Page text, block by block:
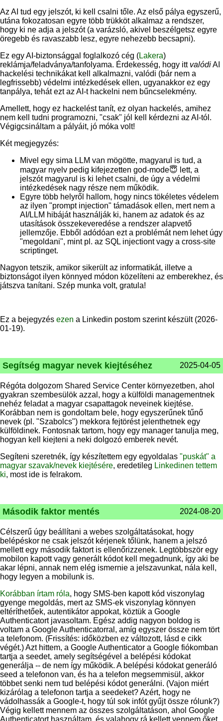
Az AI tud egy jelszót, ki kell csalni tőle. Az első pálya egyszerű,
utána fokozatosan egyre több trükköt alkalmaz a rendszer,
hogy ki ne adja a jelszót (a varázsló, akivel beszélgetsz egyre
öregebb és ravaszabb lesz, egyre nehezebb becsapni).
Ez egy AI-biztonsággal foglalkozó cég (Lakera)
reklámja/feladványa/tanfolyama. Érdekesség, hogy itt valódiAI
hackelési technikákat kell alkalmazni, valódi (bár nem a
legfrissebb) védelmi intézkedések ellen, ugyanakkor ez egy
tanpálya, tehát ezt az AI-t hackelni nem bűncselekmény.
Amellett, hogy ez hackelést tanít, ez olyan hackelés, amihez
nem kell tudni programozni, "csak" jól kell kérdezni az AI-tól.
Végigcsináltam a pályáit, jó móka volt!
Két megjegyzés:
Mivel egy sima LLM van mögötte, magyarul is tud, a
magyar nyelv pedig kifejezetten god-mode😇 lett, a
jelszót magyarul is ki lehet csalni, de úgy a védelmi
intézkedések nagy része nem működik.
Egyre több helyről hallom, hogy nincs tökéletes védelem
az ilyen "prompt injection" támadások ellen, mert nem a
AI/LLM hibáját használják ki, hanem az adatok és az
utasítások összekeveredése a rendszer alapvető
jellemzője. Ebből adódóan ezt a problémát nem lehet úgy
"megoldani", mint pl. az SQL injectiont vagy a cross-site
scriptinget.
Nagyon tetszik, amikor sikerült az informatikát, illetve a
biztonságot ilyen könnyed módon közelíteni az emberekhez, és
játszva tanítani. Szép munka volt, gratula!
Ez a bejegyzés ezen a Linkedin postom szerint készült (2026-
01-19).
Segítség magyar nevek kiejtéséhez 2025-04-05
Régóta dolgozom Shared Service Center környezetben, ahol
gyakran szembesülök azzal, hogy a külföldi managementnek
nehéz feladat a magyar csapattagok neveinek kiejtése.
Korábban nem is gondoltam bele, hogy egyszerűnek tűnő
nevek (pl. "Szabolcs") mekkora fejtörést jelenthetnek egy
külföldinek. Fontosnak tartom, hogy egy manager tanulja meg,
hogyan kell kiejteni a neki dolgozó emberek nevét.
Segíteni szeretnék, így készítettem egy egyoldalas "puskát" a
magyar szavak/nevek kiejtésére, eredetileg Linkedinen tettem
ki, most ide is felrakom.
Második faktor mentés 2024-08-20
Célszerű úgy beállítani a webes szolgáltatásokat, hogy
belépéskor ne csak jelszót kérjenek tőlünk, hanem a jelszó
mellett egy második faktort is ellenőrizzenek. Legtöbbször egy
mobilon kapott vagy generált kódot kell megadnunk, így aki be
akar lépni, annak nem elég ismernie a jelszavunkat, nála kell,
hogy legyen a mobilunk is.
Korábban írtam róla, hogy SMS-ben kapott kód viszonylag
gyenge megoldás, mert az SMS-ek viszonylag könnyen
eltéríthetőek, autentikátor appokat, köztük a Google
Authenticatort javasoltam. Egész addig nagyon boldog is
voltam a Google Authenticatorral, amíg egyszer össze nem tört
a telefonom. (Frissítés: időközben ez változott, lásd e cikk
végét.) Azt hittem, a Google Authenticator a Google fiókomban
tartja a seedet, amely segítségével a belépési kódokat
generálja -- de nem így működik. A belépési kódokat generáló
seed a telefonon van, és ha a telefon megsemmisül, akkor
többet senki nem tud belépési kódot generálni. (Vajon miért
kizárólag a telefonon tartja a seedeket? Azért, hogy ne
vádolhassák a Google-t, hogy túl sok infót gyűjt össze rólunk?)
Végig kellett mennem az összes szolgáltatáson, ahol Google
Authenticatort használtam, és valahogy rá kellett vennem őket,